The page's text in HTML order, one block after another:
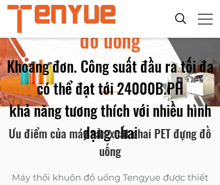
Máy sản xuất chai PET đựng
đồ uống
Khoang đơn. Công suất đầu ra tối đa
có thể đạt tới 24000B.PH
khả năng tương thích với nhiều hình
dạng chai
Ưu điểm của máy sản xuất chai PET đựng đồ
uống
Máy thổi khuôn đồ uống Tengyue được thiết